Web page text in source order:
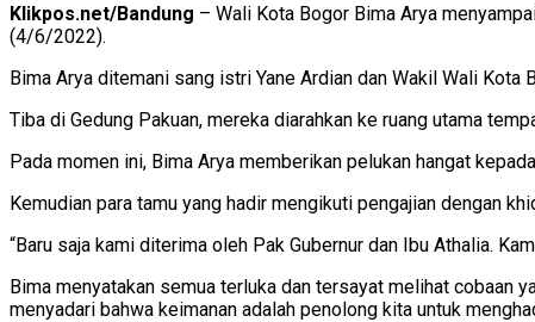
Klikpos.net/Bandung – Wali Kota Bogor Bima Arya
(4/6/2022).
Bima Arya ditemani sang istri Yane Ardian dan Wakil Wali Kota
Tiba di Gedung Pakuan, mereka diarahkan ke ruang utama
Pada momen ini, Bima Arya memberikan pelukan hangat
Kemudian para tamu yang hadir mengikuti pengajian dengan
“Baru saja kami diterima oleh Pak Gubernur dan Ibu Athalia.
Bima menyatakan semua terluka dan tersayat melihat cobaan
menyadari bahwa keimanan adalah penolong kita untuk